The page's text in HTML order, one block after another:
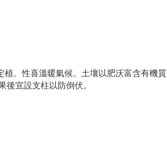
。性喜溫暖氣候。土壤以肥沃富含有機
後宜設支柱以防倒伏。